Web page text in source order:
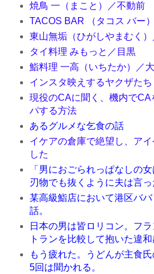
焼鳥 一（まこと）／不動前
TACOS BAR （タコス バー
東山無垢（ひがしやまむく
タイ料理 みもっと／目黒
鮨料理 一高（いちたか）／
インスタ映えするヤクザたち
現役のCAに聞く、機内でCA
パする方法
あるグルメな乞食の話
イケアの倉庫で絶望し、ア
した
「男におごられっぱなしの
刃物でも抜くように夫は言っ
某高級鮨店において港区バ
話。
日本の男は皆ロリコン。フ
トランを比較して抱いた違和
もう疲れた。うどんが主食
5回は聞かれる。